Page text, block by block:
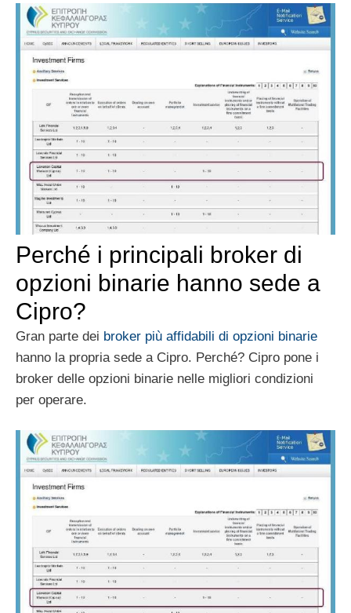
Perché i principali broker di
opzioni binarie hanno sede a
Cipro?
Gran parte dei broker più affidabili di opzioni binarie
hanno la propria sede a Cipro. Perché? Cipro pone i
broker delle opzioni binarie nelle migliori condizioni
per operare.